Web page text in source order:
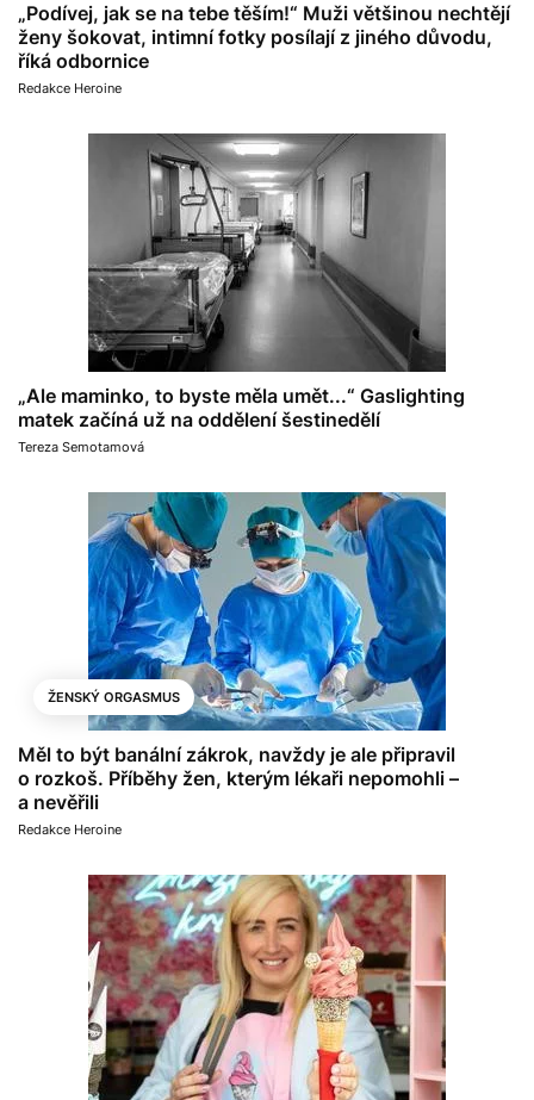
„Podívej, jak se na tebe těším!“ Muži většinou nechtějí
ženy šokovat, intimní fotky posílají z jiného důvodu,
říká odbornice
Redakce Heroine
„Ale maminko, to byste měla umět...“ Gaslighting
matek začíná už na oddělení šestinedělí
Tereza Semotamová
ŽENSKÝ ORGASMUS
Měl to být banální zákrok, navždy je ale připravil
o rozkoš. Příběhy žen, kterým lékaři nepomohli –
a nevěřili
Redakce Heroine